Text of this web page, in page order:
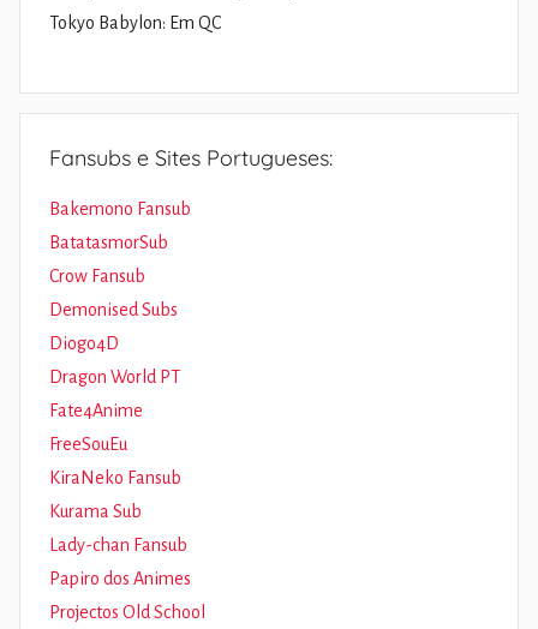
Tokyo Babylon: Em QC
Fansubs e Sites Portugueses:
Bakemono Fansub
BatatasmorSub
Crow Fansub
Demonised Subs
Diogo4D
Dragon World PT
Fate4Anime
FreeSouEu
KiraNeko Fansub
Kurama Sub
Lady-chan Fansub
Papiro dos Animes
Projectos Old School